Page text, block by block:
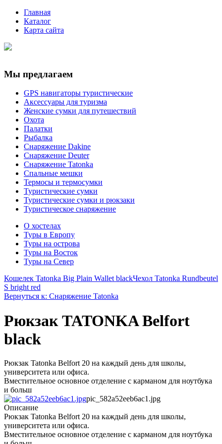
Главная
Каталог
Карта сайта
Мы предлагаем
GPS навигаторы туристические
Аксессуары для туризма
Женские сумки для путешествий
Охота
Палатки
Рыбалка
Снаряжение Dakine
Снаряжение Deuter
Снаряжение Tatonka
Спальные мешки
Термосы и термосумки
Туристические сумки
Туристические сумки и рюкзаки
Туристическое снаряжение
О хостелах
Туры в Европу
Туры на острова
Туры на Восток
Туры на Север
Кошелек Tatonka Big Plain Wallet blackЧехол Tatonka Rundbeutel
S bright red
Вернуться к: Снаряжение Tatonka
Рюкзак TATONKA Belfort
black
Рюкзак Tatonka Belfort 20 на каждый день для школы,
университета или офиса.
Вместительное основное отделение с карманом для ноутбука
и больш
pic_582a52eeb6ac1.jpg
Описание
Рюкзак Tatonka Belfort 20 на каждый день для школы,
университета или офиса.
Вместительное основное отделение с карманом для ноутбука